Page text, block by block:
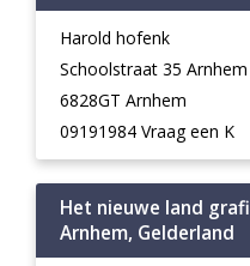
Harold hofenk
Schoolstraat 35
6828GT Arnhem
09191984 Vraag een K
Het nieuwe land
Arnhem, Gelderland